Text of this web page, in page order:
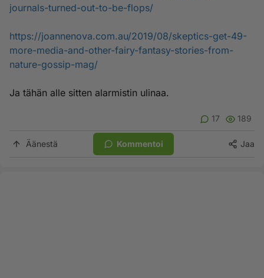
journals-turned-out-to-be-flops/
https://joannenova.com.au/2019/08/skeptics-get-49-
more-media-and-other-fairy-fantasy-stories-from-
nature-gossip-mag/
Ja tähän alle sitten alarmistin ulinaa.
17 189
Äänestä Kommentoi Jaa